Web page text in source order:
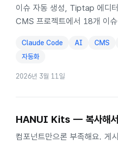
이슈 자동 생성, Tiptap 에디
CMS 프로젝트에서 18개 이
Claude Code AI CMS
자동화
2026년 3월 11일
HANUI Kits — 복사해서
컴포넌트만으론 부족해요. 게